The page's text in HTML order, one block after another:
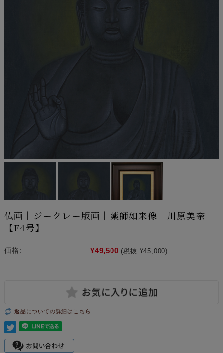
仏画｜ジークレー版画｜薬師如来像 川原美奈
【F4号】
価格: ¥49,500 (税抜 ¥45,000)
返品についての詳細はこちら